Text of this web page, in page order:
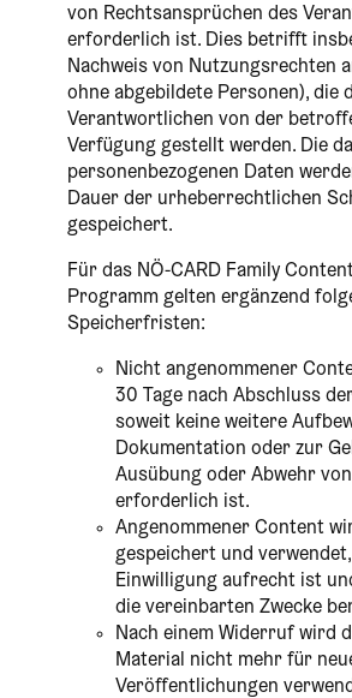
von Rechtsansprüchen des
erforderlich ist. Dies betrifft
Nachweis von Nutzungsrechten
ohne abgebildete Personen), die
Verantwortlichen von der
Verfügung gestellt werden. Die
personenbezogenen Daten
Dauer der urheberrechtlichen
gespeichert.
Für das NÖ-CARD Family
Programm gelten ergänzend
Speicherfristen:
Nicht angenommener
30 Tage nach Abschluss
soweit keine weitere
Dokumentation oder zur
Ausübung oder Abwehr
erforderlich ist.
Angenommener Content
gespeichert und
Einwilligung aufrecht ist
die vereinbarten Zwecke
Nach einem Widerruf wird
Material nicht mehr für
Veröffentlichungen